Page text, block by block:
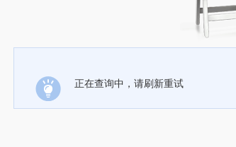
正在查询中，请刷新重试